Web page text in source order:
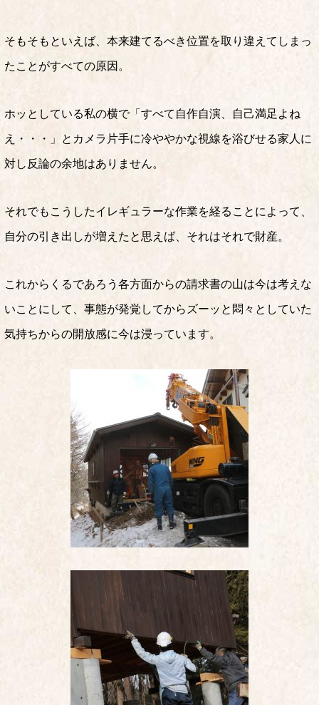
そもそもといえば、本来建てるべき位置を取り違えてしまっ
たことがすべての原因。
ホッとしている私の横で「すべて自作自演、自己満足よね
え・・・」とカメラ片手に冷ややかな視線を浴びせる家人に
対し反論の余地はありません。
それでもこうしたイレギュラーな作業を経ることによって、
自分の引き出しが増えたと思えば、それはそれで財産。
これからくるであろう各方面からの請求書の山は今は考えな
いことにして、事態が発覚してからズーッと悶々としていた
気持ちからの開放感に今は浸っています。